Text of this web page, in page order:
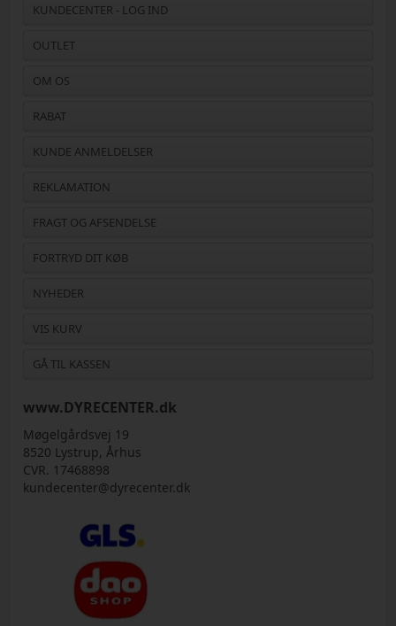
KUNDECENTER - LOG IND
OUTLET
OM OS
RABAT
KUNDE ANMELDELSER
REKLAMATION
FRAGT OG AFSENDELSE
FORTRYD DIT KØB
NYHEDER
VIS KURV
GÅ TIL KASSEN
www.DYRECENTER.dk
Møgelgårdsvej 19
8520 Lystrup, Århus
CVR. 17468898
kundecenter@dyrecenter.dk